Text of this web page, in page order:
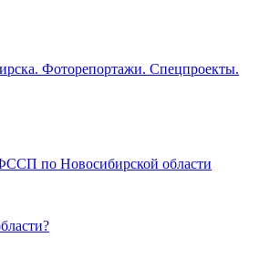
Фоторепортажи. Спецпроекты.
по Новосибирской области